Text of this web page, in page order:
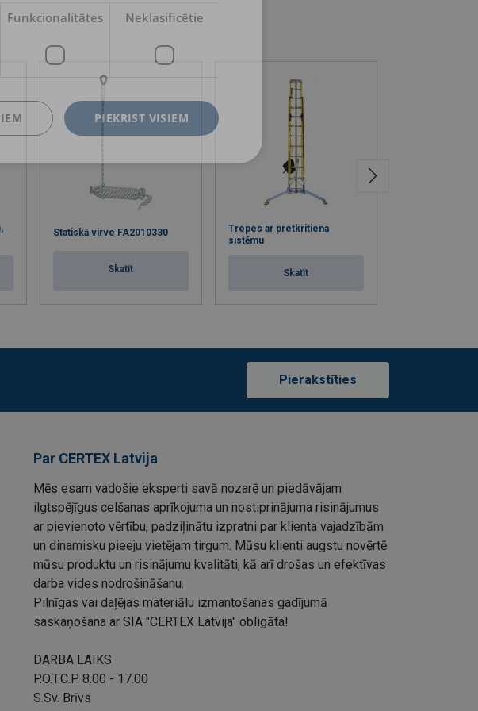
Statiskā virve FA2010330
Skatīt
Trepes ar pretkritiena
sistēmu
Skatīt
Pierakstīties
Par CERTEX Latvija
Mēs esam vadošie eksperti savā nozarē un piedāvājam
ilgtspējīgus celšanas aprīkojuma un nostiprinājuma risinājumus
ar pievienoto vērtību, padziļinātu izpratni par klienta vajadzībām
un dinamisku pieeju vietējam tirgum. Mūsu klienti augstu novērtē
mūsu produktu un risinājumu kvalitāti, kā arī drošas un efektīvas
darba vides nodrošināšanu.
Pilnīgas vai daļējas materiālu izmantošanas gadījumā
saskaņošana ar SIA "CERTEX Latvija" obligāta!
DARBA LAIKS
P.O.T.C.P. 8.00 - 17.00
S.Sv. Brīvs
Funkcionalitātes Neklasificētie
PIEKRIST VISIEM